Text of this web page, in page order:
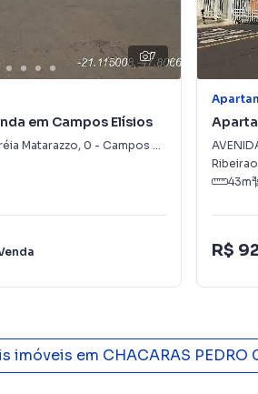
7
em Campos Elísios
Matarazzo, 0 - Campos Elísios
43m²
R$
imóveis em CHACARAS PEDRO